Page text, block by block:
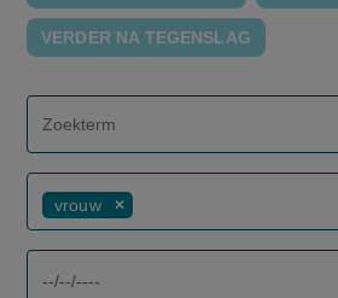
VERDER NA TEGENSLAG
vrouw